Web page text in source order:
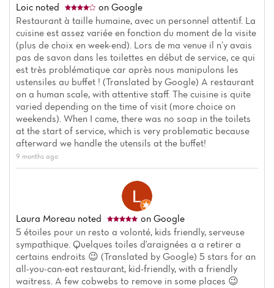
Loic noted
on Google
Restaurant à taille humaine, avec un personnel attentif. La
cuisine est assez variée en fonction du moment de la visite
(plus de choix en week-end). Lors de ma venue il n’y avais
pas de savon dans les toilettes en début de service, ce qui
est très problématique car après nous manipulons les
ustensiles au buffet ! (Translated by Google) A restaurant
on a human scale, with attentive staff. The cuisine is quite
varied depending on the time of visit (more choice on
weekends). When I came, there was no soap in the toilets
at the start of service, which is very problematic because
afterward we handle the utensils at the buffet!
9 months ago
Laura Moreau noted
on Google
5 étoiles pour un resto a volonté, kids friendly, serveuse
sympathique. Quelques toiles d'araignées a a retirer a
certains endroits 😉 (Translated by Google) 5 stars for an
all-you-can-eat restaurant, kid-friendly, with a friendly
waitress. A few cobwebs to remove in some places 😉